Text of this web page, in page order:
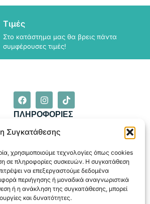
Συγκατάθεσης
χρησιμοποιούμε τεχνολογίες όπως cookies
σε πληροφορίες συσκευών. Η συγκατάθεση
να επεξεργαστούμε δεδομένα
περιήγησης ή μοναδικά αναγνωριστικά
ή η ανάκληση της συγκατάθεσης, μπορεί
και δυνατότητες.
Τιμές
Στο κατάστημα μας θα βρεις πάντα
συμφέρουσες τιμές!
ΠΛΗΡΟΦΟΡΙΕΣ
ΑΠΟΣΤΟΛΗ